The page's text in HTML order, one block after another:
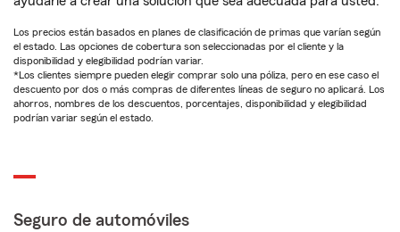
Los precios están basados en planes de clasificación de primas que varían según
el estado. Las opciones de cobertura son seleccionadas por el cliente y la
disponibilidad y elegibilidad podrían variar.
*Los clientes siempre pueden elegir comprar solo una póliza, pero en ese caso el
descuento por dos o más compras de diferentes líneas de seguro no aplicará. Los
ahorros, nombres de los descuentos, porcentajes, disponibilidad y elegibilidad
podrían variar según el estado.
Seguro de automóviles